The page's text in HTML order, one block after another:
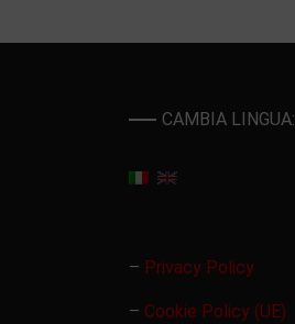
CAMBIA LINGUA:
– Privacy Policy
– Cookie Policy (UE)